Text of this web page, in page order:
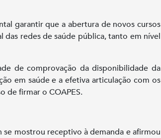
garantir que a abertura de novos cursos
das redes de saúde pública, tanto em nível
de comprovação da disponibilidade da
em saúde e a efetiva articulação com os
de firmar o COAPES.
mostrou receptivo à demanda e afirmou